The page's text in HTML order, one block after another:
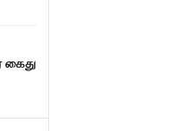
கைது